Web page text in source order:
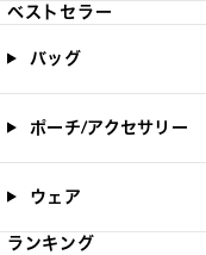
ベストセラー
バッグ
ポーチ/アクセサリー
ウェア
ランキング